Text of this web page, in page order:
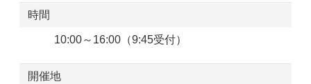
時間
10:00～16:00（9:45受付）
開催地